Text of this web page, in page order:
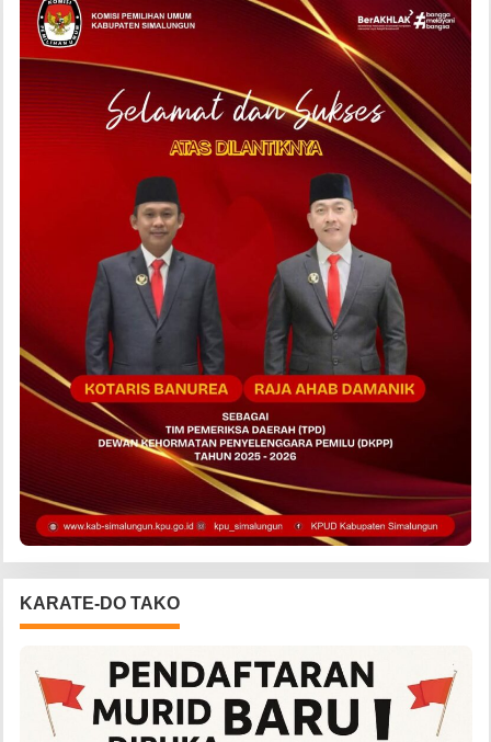
KARATE-DO TAKO